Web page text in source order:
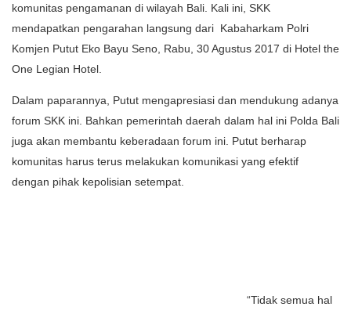
komunitas pengamanan di wilayah Bali. Kali ini, SKK
mendapatkan pengarahan langsung dari Kabaharkam Polri
Komjen Putut Eko Bayu Seno, Rabu, 30 Agustus 2017 di Hotel the
One Legian Hotel.
Dalam paparannya, Putut mengapresiasi dan mendukung adanya
forum SKK ini. Bahkan pemerintah daerah dalam hal ini Polda Bali
juga akan membantu keberadaan forum ini. Putut berharap
komunitas harus terus melakukan komunikasi yang efektif
dengan pihak kepolisian setempat.
“Tidak semua hal